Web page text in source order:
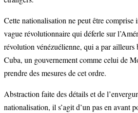
Cette nationalisation ne peut être comprise
vague révolutionnaire qui déferle sur
révolution vénézuélienne, qui a par ailleurs
Cuba, un gouvernement comme celui de
prendre des mesures de cet ordre.
Abstraction faite des détails et de
nationalisation, il s’agit d’un pas en avant